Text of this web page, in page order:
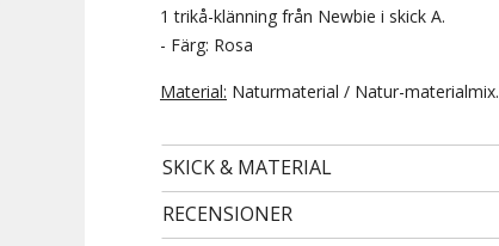
1 trikå-klänning från Newbie i skick A.
- Färg: Rosa
Material: Naturmaterial / Natur-materialmix.
SKICK & MATERIAL
RECENSIONER